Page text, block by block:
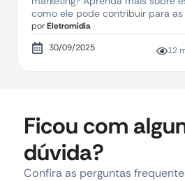
como ele pode contribuir para as
porEletromidia
30/09/2025
12
Ficou com
dúvida?
Confira as perguntas